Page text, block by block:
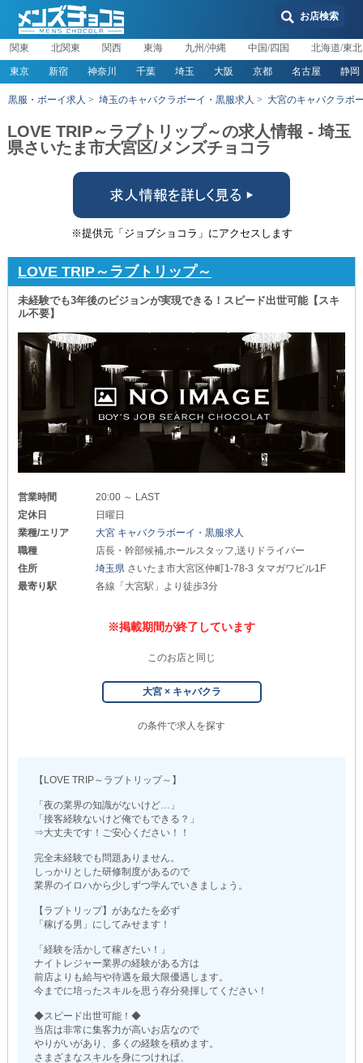
お店検索
関東 北関東 関西 東海 九州/沖縄 中国/四国 北海道/東北
東京 新宿 神奈川 千葉 埼玉 大阪 京都 名古屋 静岡
黒服・ボーイ求人 埼玉のキャバクラボーイ・黒服求人 大宮のキャバクラボ
LOVE TRIP～ラブトリップ～の求人情報 - 埼玉
県さいたま市大宮区/メンズチョコラ
※提供元「ジョブショコラ」にアクセスします
LOVE TRIP～ラブトリップ～
未経験でも3年後のビジョンが実現できる！スピード出世可能【スキ
ル不要】
営業時間
20:00 ～ LAST
定休日
日曜日
業種/エリア
大宮 キャバクラボーイ・黒服求人
職種
店長・幹部候補,ホールスタッフ,送りドライバー
住所
埼玉県 さいたま市大宮区仲町1-78-3 タマガワビル1F
最寄り駅
各線「大宮駅」より徒歩3分
※掲載期間が終了しています
このお店と同じ
大宮 × キャバクラ
の条件で求人を探す
【LOVE TRIP～ラブトリップ～】
「夜の業界の知識がないけど…」
「接客経験ないけど俺でもできる？」
⇒大丈夫です！ご安心ください！！
完全未経験でも問題ありません。
しっかりとした研修制度があるので
業界のイロハから少しずつ学んでいきましょう。
【ラブトリップ】があなたを必ず
「稼げる男」にしてみせます！
「経験を活かして稼ぎたい！」
ナイトレジャー業界の経験がある方は
前店よりも給与や待遇を最大限優遇します。
今までに培ったスキルを思う存分発揮してください！
◆スピード出世可能！◆
当店は非常に集客力が高いお店なので
やりがいがあり、多くの経験を積めます。
さまざまなスキルを身につければ、